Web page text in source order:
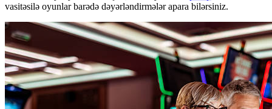
vasitəsilə oyunlar barədə dəyərləndirmələr apara bilərsiniz.